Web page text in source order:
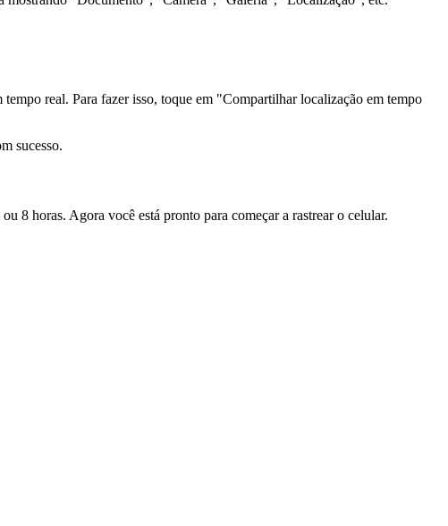
real. Para fazer isso, toque em "Compartilhar localização em tempo
sucesso.
8 horas. Agora você está pronto para começar a rastrear o celular.